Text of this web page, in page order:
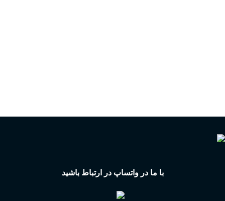
با ما در واتساپ در ارتباط باشید